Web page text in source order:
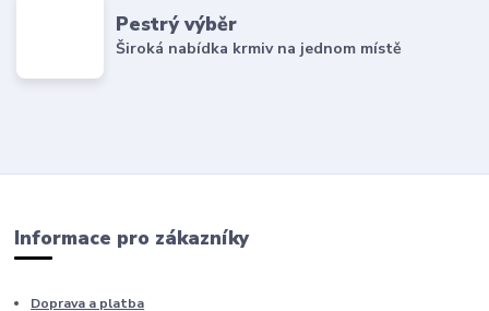
Pestrý výběr
Široká nabídka krmiv na jednom místě
Informace pro zákazníky
Doprava a platba